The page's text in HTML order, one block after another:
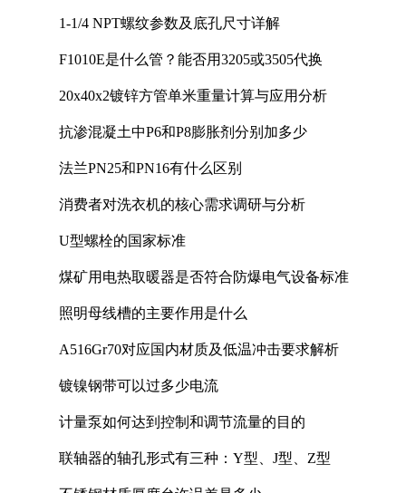
1-1/4 NPT螺纹参数及底孔尺寸详解
F1010E是什么管？能否用3205或3505代换
20x40x2镀锌方管单米重量计算与应用分析
抗渗混凝土中P6和P8膨胀剂分别加多少
法兰PN25和PN16有什么区别
消费者对洗衣机的核心需求调研与分析
U型螺栓的国家标准
煤矿用电热取暖器是否符合防爆电气设备标准
照明母线槽的主要作用是什么
A516Gr70对应国内材质及低温冲击要求解析
镀镍钢带可以过多少电流
计量泵如何达到控制和调节流量的目的
联轴器的轴孔形式有三种：Y型、J型、Z型